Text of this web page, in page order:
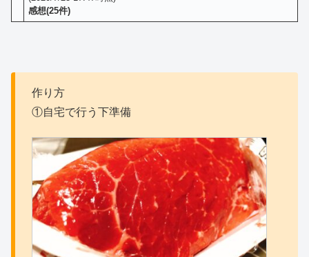
感想(25件)
作り方
①自宅で行う下準備